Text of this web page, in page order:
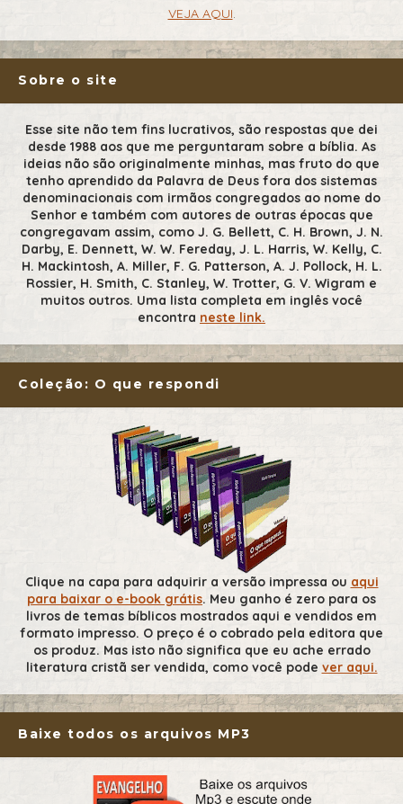
VEJA AQUI.
Sobre o site
Esse site não tem fins lucrativos, são respostas que dei
desde 1988 aos que me perguntaram sobre a bíblia. As
ideias não são originalmente minhas, mas fruto do que
tenho aprendido da Palavra de Deus fora dos sistemas
denominacionais com irmãos congregados ao nome do
Senhor e também com autores de outras épocas que
congregavam assim, como J. G. Bellett, C. H. Brown, J. N.
Darby, E. Dennett, W. W. Fereday, J. L. Harris, W. Kelly, C.
H. Mackintosh, A. Miller, F. G. Patterson, A. J. Pollock, H. L.
Rossier, H. Smith, C. Stanley, W. Trotter, G. V. Wigram e
muitos outros. Uma lista completa em inglês você
encontra neste link.
Coleção: O que respondi
Clique na capa para adquirir a versão impressa ou aqui
para baixar o e-book grátis. Meu ganho é zero para os
livros de temas bíblicos mostrados aqui e vendidos em
formato impresso. O preço é o cobrado pela editora que
os produz. Mas isto não significa que eu ache errado
literatura cristã ser vendida, como você pode ver aqui.
Baixe todos os arquivos MP3